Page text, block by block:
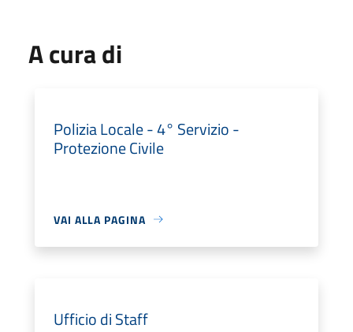
A cura di
Polizia Locale - 4° Servizio -
Protezione Civile
VAI ALLA PAGINA
Ufficio di Staff